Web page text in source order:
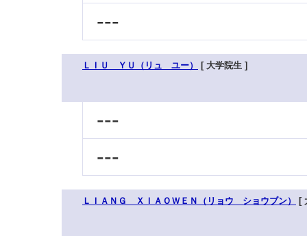
---
ＬＩＵ ＹＵ（リュ ユー） [ 大学院生 ]
---
---
ＬＩＡＮＧ ＸＩＡＯＷＥＮ（リョウ ショウブン） [